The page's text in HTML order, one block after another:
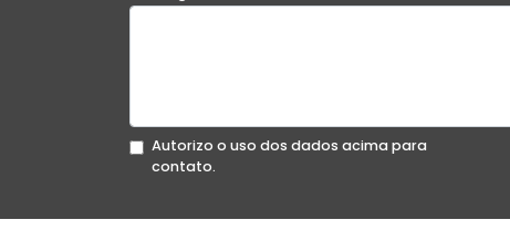
Autorizo o uso dos dados acima para
contato.